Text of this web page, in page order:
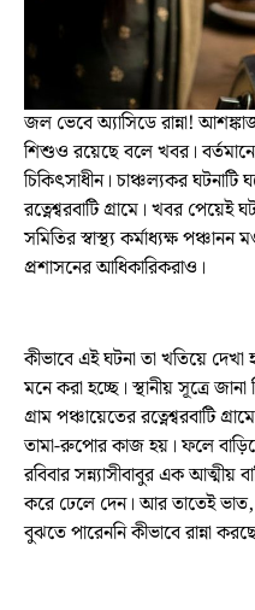
জল ভেবে অ্যাসিডে রান্না!
শিশুও রয়েছে বলে খবর।
চিকিৎসাধীন। চাঞ্চল্যকর ঘটনাটি
রত্নেশ্বরবাটি গ্রামে। খবর পেয়েই
সমিতির স্বাস্থ্য কর্মাধ্যক্ষ
প্রশাসনের আধিকারিকরাও।
কীভাবে এই ঘটনা তা খতিয়ে
মনে করা হচ্ছে। স্থানীয় সূত্রে
গ্রাম পঞ্চায়েতের রত্নেশ্বরবাটি
তামা-রুপোর কাজ হয়। ফলে
রবিবার সন্ন্যাসীবাবুর এক আত্মীয়
করে ঢেলে দেন। আর তাতেই ভাত,
বুঝতে পারেননি কীভাবে রান্না